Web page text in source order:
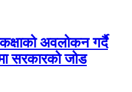
अवलोकन गर्दै
सरकारको जोड